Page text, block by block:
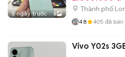
5 ngày trước 5
Thành phố
4.8 405 đã bán
Vivo Y02s